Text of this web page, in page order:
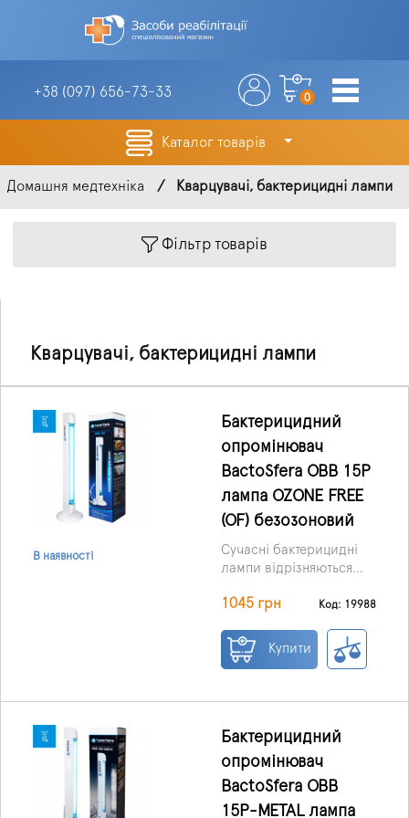
+38 (097) 656-73-33 0
Каталог товарів
Домашня медтехніка Кварцувачі, бактерицидні лампи
Фільтр товарів
Кварцувачі, бактерицидні лампи
В наявності
Бактерицидний
опромінювач
BactoSfera OBB 15P
лампа OZONE FREE
(OF) безозоновий
Сучасні бактерицидні
лампи відрізняються
широким спектром дії,
простотою
застосування.
Всі ці
Sfera,що презентується
тут, оснащеному
безозоновою лампою.
OZONE FREE:
бактерицидна лампа,
9000 год.
Можна не провітрювати
кімнату.
1045 грн Код: 19988
Купити
Бактерицидний
опромінювач
BactoSfera OBB
15P-METAL лампа